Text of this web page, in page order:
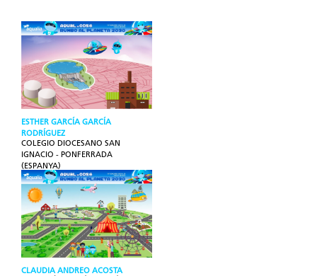
ESTHER GARCÍA GARCÍA
RODRÍGUEZ
COLEGIO DIOCESANO SAN
IGNACIO - PONFERRADA
(ESPANYA)
CLAUDIA ANDREO ACOSTA